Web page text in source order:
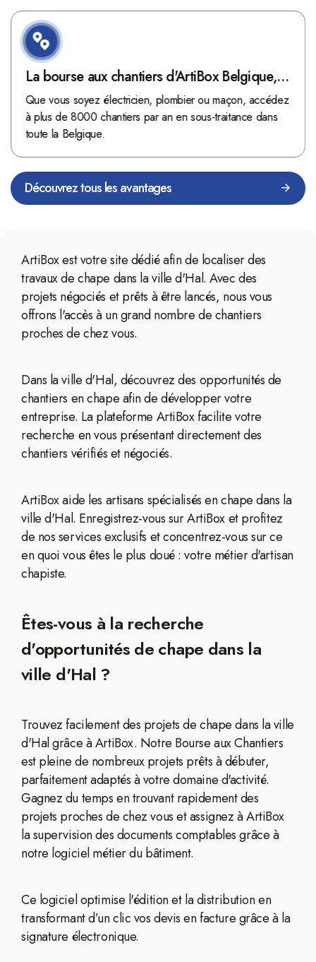
La bourse aux chantiers d'ArtiBox Belgique,
véritable mine d'or !
Que vous soyez électricien, plombier ou maçon, accédez
à plus de 8000 chantiers par an en sous-traitance dans
toute la Belgique.
Découvrez tous les avantages
ArtiBox est votre site dédié afin de localiser des
travaux de chape dans la ville d'Hal. Avec des
projets négociés et prêts à être lancés, nous vous
offrons l'accès à un grand nombre de chantiers
proches de chez vous.
Dans la ville d'Hal, découvrez des opportunités de
chantiers en chape afin de développer votre
entreprise. La plateforme ArtiBox facilite votre
recherche en vous présentant directement des
chantiers vérifiés et négociés.
ArtiBox aide les artisans spécialisés en chape dans la
ville d'Hal. Enregistrez-vous sur ArtiBox et profitez
de nos services exclusifs et concentrez-vous sur ce
en quoi vous êtes le plus doué : votre métier d'artisan
chapiste.
Êtes-vous à la recherche
d'opportunités de chape dans la
ville d'Hal ?
Trouvez facilement des projets de chape dans la ville
d'Hal grâce à ArtiBox. Notre Bourse aux Chantiers
est pleine de nombreux projets prêts à débuter,
parfaitement adaptés à votre domaine d'activité.
Gagnez du temps en trouvant rapidement des
projets proches de chez vous et assignez à ArtiBox
la supervision des documents comptables grâce à
notre logiciel métier du bâtiment.
Ce logiciel optimise l'édition et la distribution en
transformant d’un clic vos devis en facture grâce à la
signature électronique.